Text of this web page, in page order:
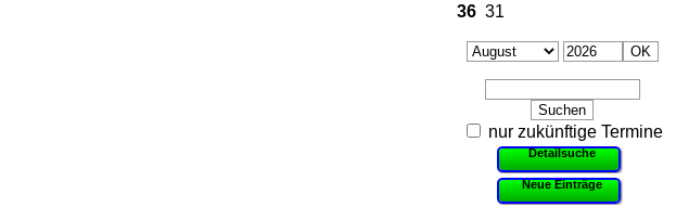
36 31
nur zukünftige Termine
Detailsuche
Neue Einträge